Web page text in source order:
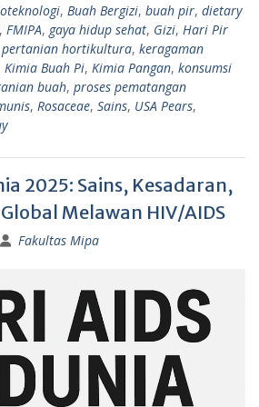
, Buah Bergizi, buah pir, dietary
, FMIPA, gaya hidup sehat, Gizi, Hari Pir
hortikultura, keragaman
Kimia Buah Pi, Kimia Pangan, konsumsi
buah, proses pematangan
, Rosaceae, Sains, USA Pears,
2025: Sains, Kesadaran,
Melawan HIV/AIDS
Fakultas Mipa